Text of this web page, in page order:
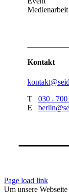
Medienarbeit
Kontakt
T 030 .
E
Page load link
Um unsere